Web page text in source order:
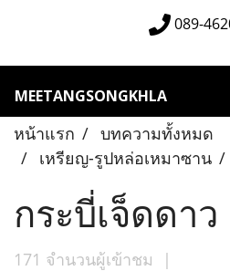
089-
MEETANGSONGKHLA
หน้าแรก
บทความทั้งหมด
เหรียญ-รูปหล่อเหมาซาน
กระบี่เจ็ดดาว
171 จำนวนผู้เข้าชม |